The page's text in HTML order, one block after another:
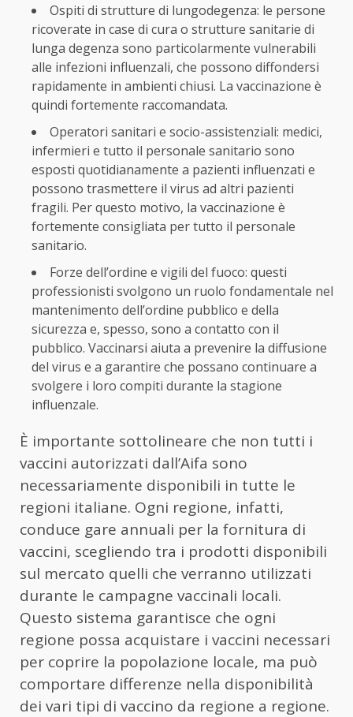
Ospiti di strutture di lungodegenza: le persone
ricoverate in case di cura o strutture sanitarie di
lunga degenza sono particolarmente vulnerabili
alle infezioni influenzali, che possono diffondersi
rapidamente in ambienti chiusi. La vaccinazione è
quindi fortemente raccomandata.
Operatori sanitari e socio-assistenziali: medici,
infermieri e tutto il personale sanitario sono
esposti quotidianamente a pazienti influenzati e
possono trasmettere il virus ad altri pazienti
fragili. Per questo motivo, la vaccinazione è
fortemente consigliata per tutto il personale
sanitario.
Forze dell’ordine e vigili del fuoco: questi
professionisti svolgono un ruolo fondamentale nel
mantenimento dell’ordine pubblico e della
sicurezza e, spesso, sono a contatto con il
pubblico. Vaccinarsi aiuta a prevenire la diffusione
del virus e a garantire che possano continuare a
svolgere i loro compiti durante la stagione
influenzale.
È importante sottolineare che non tutti i
vaccini autorizzati dall’Aifa sono
necessariamente disponibili in tutte le
regioni italiane. Ogni regione, infatti,
conduce gare annuali per la fornitura di
vaccini, scegliendo tra i prodotti disponibili
sul mercato quelli che verranno utilizzati
durante le campagne vaccinali locali.
Questo sistema garantisce che ogni
regione possa acquistare i vaccini necessari
per coprire la popolazione locale, ma può
comportare differenze nella disponibilità
dei vari tipi di vaccino da regione a regione.